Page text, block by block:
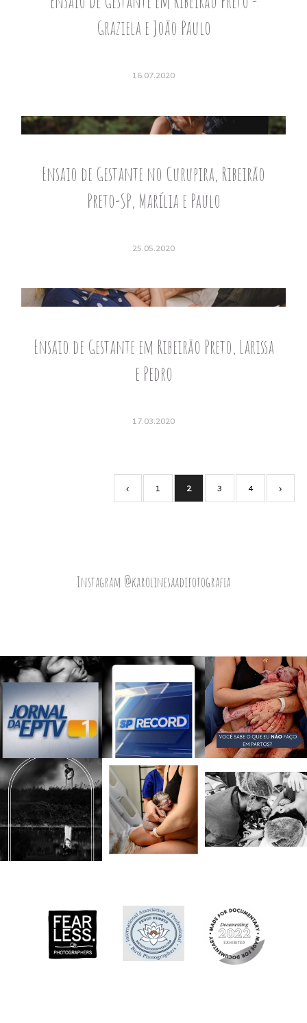
Graziela e João Paulo
16.07.2020
Ensaio de Gestante no Curupira, Ribeirão
Preto-SP, Marília e Paulo
25.05.2020
Ensaio de Gestante em Ribeirão Preto, Larissa
e Pedro
17.03.2020
‹ 1 2 3 4 ›
Instagram @karolinesaadifotografia